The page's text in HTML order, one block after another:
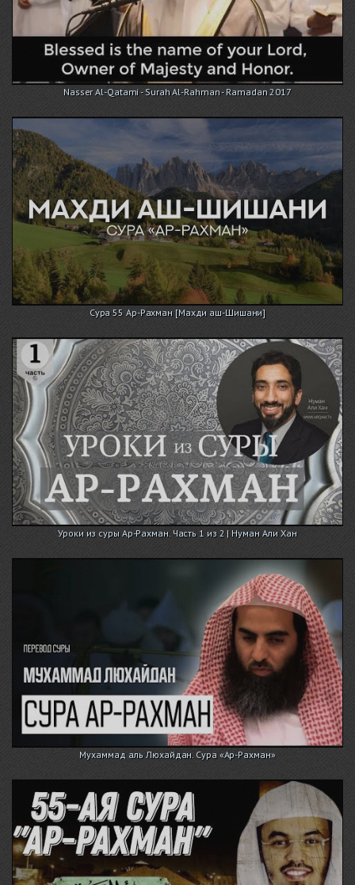
Nasser Al-Qatami - Surah Al-Rahman - Ramadan 2017
Сура 55 Ар-Рахман [Махди аш-Шишани]
Уроки из суры Ар-Рахман. Часть 1 из 2 | Нуман Али Хан
Мухаммад аль Люхайдан. Сура «Ар-Рахман»